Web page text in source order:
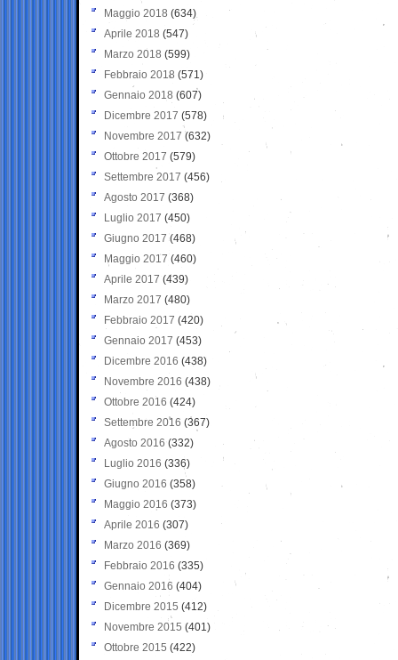
Maggio 2018 (634)
Aprile 2018 (547)
Marzo 2018 (599)
Febbraio 2018 (571)
Gennaio 2018 (607)
Dicembre 2017 (578)
Novembre 2017 (632)
Ottobre 2017 (579)
Settembre 2017 (456)
Agosto 2017 (368)
Luglio 2017 (450)
Giugno 2017 (468)
Maggio 2017 (460)
Aprile 2017 (439)
Marzo 2017 (480)
Febbraio 2017 (420)
Gennaio 2017 (453)
Dicembre 2016 (438)
Novembre 2016 (438)
Ottobre 2016 (424)
Settembre 2016 (367)
Agosto 2016 (332)
Luglio 2016 (336)
Giugno 2016 (358)
Maggio 2016 (373)
Aprile 2016 (307)
Marzo 2016 (369)
Febbraio 2016 (335)
Gennaio 2016 (404)
Dicembre 2015 (412)
Novembre 2015 (401)
Ottobre 2015 (422)